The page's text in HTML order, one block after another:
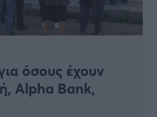
όσους έχουν
Alpha Bank,